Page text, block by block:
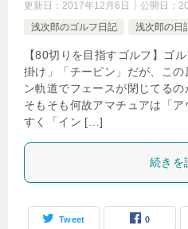
更新日： 2017年12月6日 公開日：
浅次郎のゴルフ日記
浅次郎の日
【80切りを目指すゴルフ】ゴ
掛け」「チーピン」だが、こ
ン軌道でフェースが閉じてるの
そもそも何故アマチュアは「
すく「イン […]
続きを
Tweet 0